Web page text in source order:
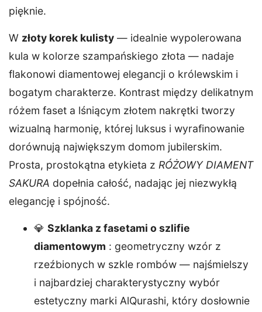
pięknie.
W złoty korek kulisty — idealnie wypolerowana
kula w kolorze szampańskiego złota — nadaje
flakonowi diamentowej elegancji o królewskim i
bogatym charakterze. Kontrast między delikatnym
różem faset a lśniącym złotem nakrętki tworzy
wizualną harmonię, której luksus i wyrafinowanie
dorównują największym domom jubilerskim.
Prosta, prostokątna etykieta z RÓŻOWY DIAMENT
SAKURA dopełnia całość, nadając jej niezwykłą
elegancję i spójność.
💎 Szklanka z fasetami o szlifie
diamentowym : geometryczny wzór z
rzeźbionych w szkle rombów — najśmielszy
i najbardziej charakterystyczny wybór
estetyczny marki AlQurashi, który dosłownie